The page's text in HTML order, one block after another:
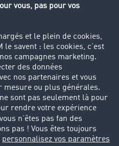
poids lourds